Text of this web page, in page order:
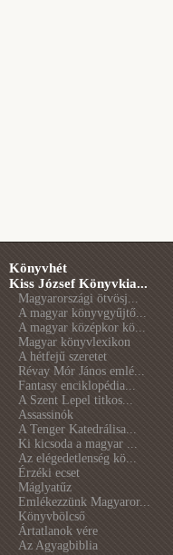
Könyvhét
Kiss József Könyvkia...
Magyarországi ötvösj...
A magyar könyvgyűjtő...
A magyar középkor kö...
Magyar könyvlexikon
A hétfejű szeretet
Révay Mór János emlé...
Fantasy enciklopédia...
A Szent Lepel titkos...
Assassinók
A Tenger Katedrálisa...
Ki kicsoda a magyar ...
Az elégedetlenség kö...
Érzéki ecset
Máglyatűz
Emlékezzünk Magyaror...
Könyvbölcső
Ártatlanok vére
Az Agyagbiblia